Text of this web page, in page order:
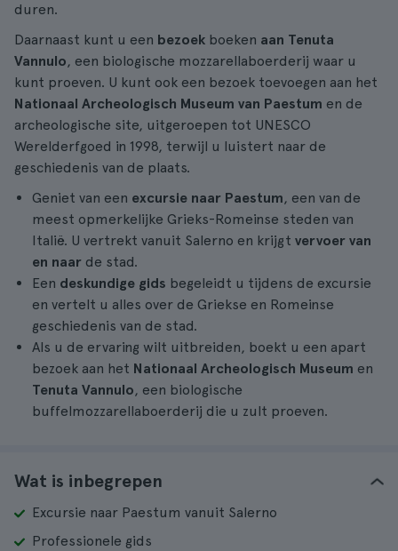
duren.
Daarnaast kunt u een bezoek boeken aan Tenuta
Vannulo, een biologische mozzarellaboerderij waar u
kunt proeven. U kunt ook een bezoek toevoegen aan het
Nationaal Archeologisch Museum van Paestum en de
archeologische site, uitgeroepen tot UNESCO
Werelderfgoed in 1998, terwijl u luistert naar de
geschiedenis van de plaats.
Geniet van een excursie naar Paestum, een van de
meest opmerkelijke Grieks-Romeinse steden van
Italië. U vertrekt vanuit Salerno en krijgt vervoer van
en naar de stad.
Een deskundige gids begeleidt u tijdens de excursie
en vertelt u alles over de Griekse en Romeinse
geschiedenis van de stad.
Als u de ervaring wilt uitbreiden, boekt u een apart
bezoek aan het Nationaal Archeologisch Museum en
Tenuta Vannulo, een biologische
buffelmozzarellaboerderij die u zult proeven.
Wat is inbegrepen
Excursie naar Paestum vanuit Salerno
Professionele gids